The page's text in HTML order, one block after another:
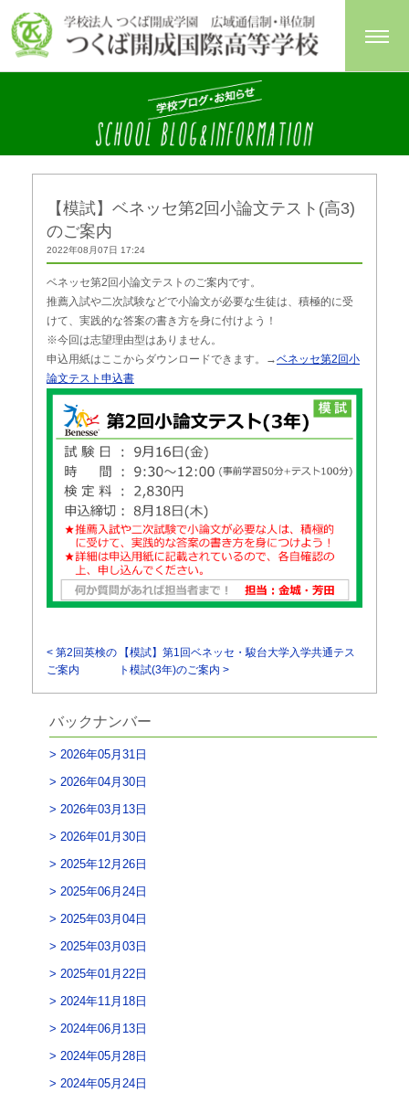
【模試】ベネッセ第2回小論文テスト(高3)
のご案内
2022年08月07日 17:24
ベネッセ第2回小論文テストのご案内です。
推薦入試や二次試験などで小論文が必要な生徒は、積極的に受
けて、実践的な答案の書き方を身に付けよう！
※今回は志望理由型はありません。
申込用紙はここからダウンロードできます。→ベネッセ第2回小
論文テスト申込書
< 第2回英検の
ご案内
【模試】第1回ベネッセ・駿台大学入学共通テス
ト模試(3年)のご案内 >
バックナンバー
2026年05月31日
2026年04月30日
2026年03月13日
2026年01月30日
2025年12月26日
2025年06月24日
2025年03月04日
2025年03月03日
2025年01月22日
2024年11月18日
2024年06月13日
2024年05月28日
2024年05月24日